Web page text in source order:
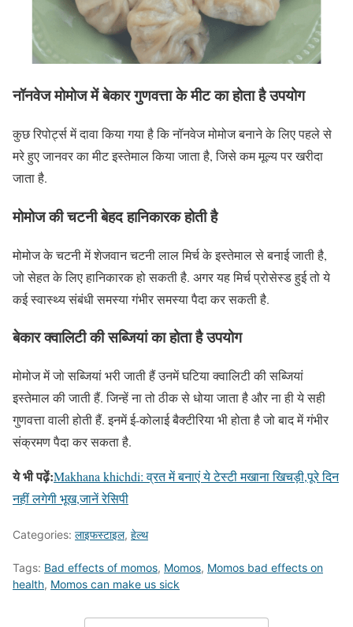
नॉनवेज मोमोज में बेकार गुणवत्ता के मीट का होता है उपयोग
कुछ रिपोर्ट्स में दावा किया गया है कि नॉनवेज मोमोज बनाने के लिए पहले से
मरे हुए जानवर का मीट इस्तेमाल किया जाता है, जिसे कम मूल्य पर खरीदा
जाता है.
मोमोज की चटनी बेहद हानिकारक होती है
मोमोज के चटनी में शेजवान चटनी लाल मिर्च के इस्तेमाल से बनाई जाती है,
जो सेहत के लिए हानिकारक हो सकती है. अगर यह मिर्च प्रोसेस्ड हुई तो ये
कई स्वास्थ्य संबंधी समस्या गंभीर समस्या पैदा कर सकती है.
बेकार क्वालिटी की सब्जियां का होता है उपयोग
मोमोज में जो सब्जियां भरी जाती हैं उनमें घटिया क्वालिटी की सब्जियां
इस्तेमाल की जाती हैं. जिन्हें ना तो ठीक से धोया जाता है और ना ही ये सही
गुणवत्ता वाली होती हैं. इनमें ई-कोलाई बैक्टीरिया भी होता है जो बाद में गंभीर
संक्रमण पैदा कर सकता है.
ये भी पढ़ें:Makhana khichdi: व्रत में बनाएं ये टेस्टी मखाना खिचड़ी,पूरे दिन
नहीं लगेगी भूख,जानें रेसिपी
Categories: लाइफस्टाइल, हेल्थ
Tags: Bad effects of momos, Momos, Momos bad effects on
health, Momos can make us sick